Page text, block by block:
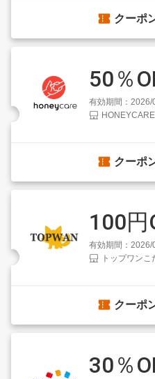
クーポ
50％
有効期間：2026/
クーポ
100円
有効期間：2026/
トップワン
クーポ
30％